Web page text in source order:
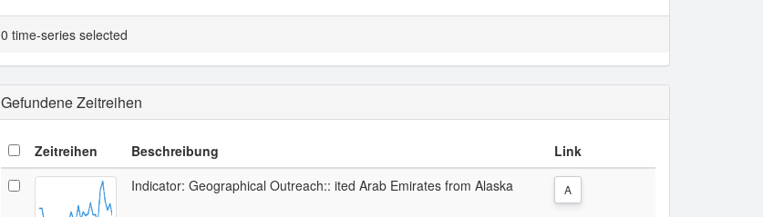
0 time-series selected
Gefundene Zeitreihen
Zeitreihen Beschreibung Link
Indicator: Geographical Outreach:: ited Arab Emirates from Alaska A